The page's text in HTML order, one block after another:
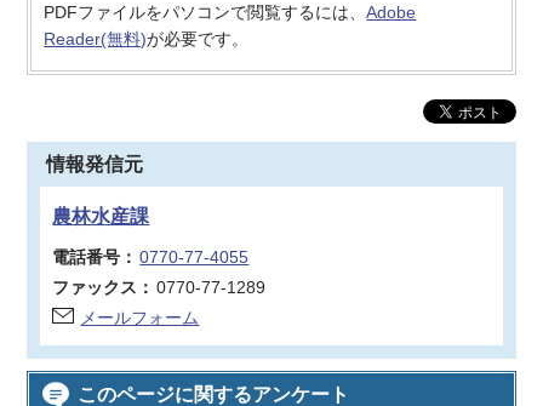
PDFファイルをパソコンで閲覧するには、Adobe
Reader(無料)が必要です。
情報発信元
農林水産課
電話番号： 0770-77-4055
ファックス： 0770-77-1289
メールフォーム
このページに関するアンケート